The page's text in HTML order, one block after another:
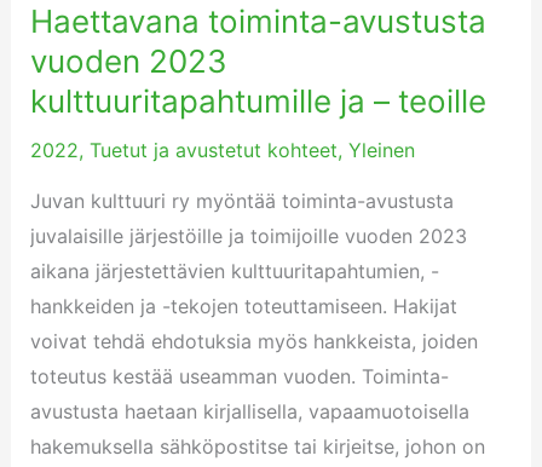
Haettavana toiminta-avustusta
vuoden 2023
kulttuuritapahtumille ja – teoille
2022, Tuetut ja avustetut kohteet, Yleinen
Juvan kulttuuri ry myöntää toiminta-avustusta
juvalaisille järjestöille ja toimijoille vuoden 2023
aikana järjestettävien kulttuuritapahtumien, -
hankkeiden ja -tekojen toteuttamiseen. Hakijat
voivat tehdä ehdotuksia myös hankkeista, joiden
toteutus kestää useamman vuoden. Toiminta-
avustusta haetaan kirjallisella, vapaamuotoisella
hakemuksella sähköpostitse tai kirjeitse, johon on
Haettavana
toiminta-
avustusta
vuoden
2023
kulttuuritapahtumille
ja
–
teoille